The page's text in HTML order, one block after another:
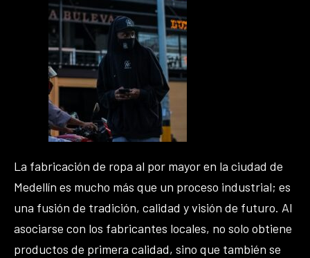
La fabricación de ropa al por mayor en la ciudad de
Medellín es mucho más que un proceso industrial; es
una fusión de tradición, calidad y visión de futuro. Al
asociarse con los fabricantes locales, no solo obtiene
productos de primera calidad, sino que también se